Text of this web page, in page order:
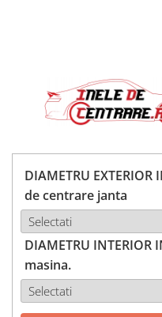
DIAMETRU
de centrare janta
DIAMETRU
masina.